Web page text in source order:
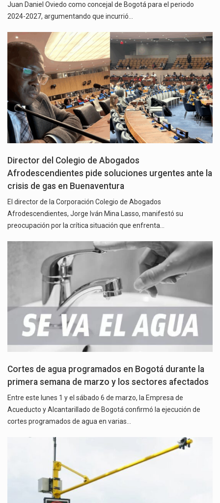
Juan Daniel Oviedo como concejal de Bogotá para el periodo
2024-2027, argumentando que incurrió…
Director del Colegio de Abogados
Afrodescendientes pide soluciones urgentes ante la
crisis de gas en Buenaventura
El director de la Corporación Colegio de Abogados
Afrodescendientes, Jorge Iván Mina Lasso, manifestó su
preocupación por la crítica situación que enfrenta…
Cortes de agua programados en Bogotá durante la
primera semana de marzo y los sectores afectados
Entre este lunes 1 y el sábado 6 de marzo, la Empresa de
Acueducto y Alcantarillado de Bogotá confirmó la ejecución de
cortes programados de agua en varias…